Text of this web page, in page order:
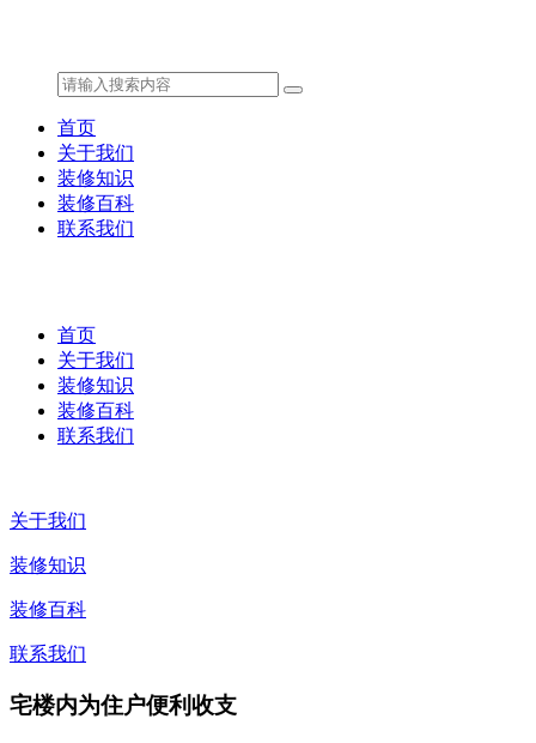
首页
关于我们
装修知识
装修百科
联系我们
首页
关于我们
装修知识
装修百科
联系我们
关于我们
装修知识
装修百科
联系我们
宅楼内为住户便利收支